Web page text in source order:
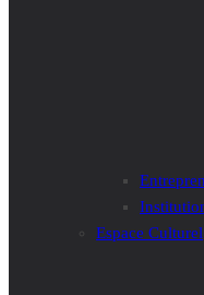
Espace Culturel